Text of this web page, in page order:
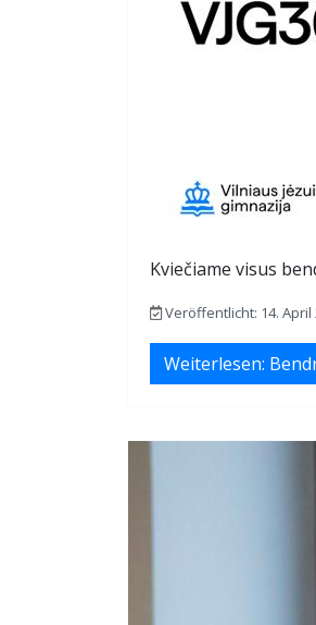
Kviečiame visus
Veröffentlicht: 14. April
Weiterlesen: